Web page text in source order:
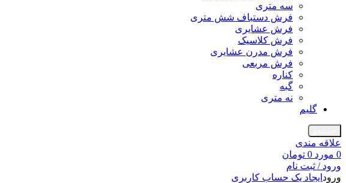
سه متری
فرش دستباف شش متری
فرش عشایری
فرش کلاسیک
فرش مدرن عشایری
فرش مربعی
کناره
گبه
نه متری
گلیم
علاقه مندی
0 مورد 0 تومان
ورود / ثبت نام
ورود ایجاد یک حساب کاربری